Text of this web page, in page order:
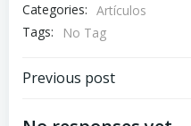
Categories: Artículos
Tags:
No Tag
Navegación
Previous post